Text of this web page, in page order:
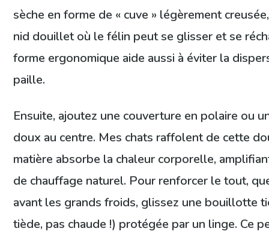
sèche en forme de « cuve » légèrement
nid douillet où le félin peut se glisser et se
forme ergonomique aide aussi à éviter la
paille.
Ensuite, ajoutez une couverture en polaire ou
doux au centre. Mes chats raffolent de cette
matière absorbe la chaleur corporelle,
de chauffage naturel. Pour renforcer le tout,
avant les grands froids, glissez une bouillotte
tiède, pas chaude !) protégée par un linge. Ce